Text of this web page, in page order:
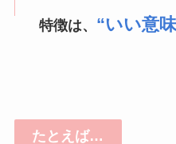
特徴は、 “いい意
たとえば…